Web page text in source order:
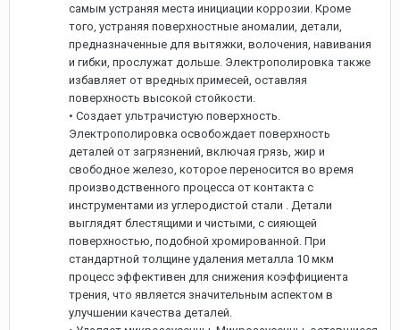
самым устраняя места инициации коррозии. Кроме
того, устраняя поверхностные аномалии, детали,
предназначенные для вытяжки, волочения, навивания
и гибки, прослужат дольше. Электрополировка также
избавляет от вредных примесей, оставляя
поверхность высокой стойкости.
• Создает ультрачистую поверхность.
Электрополировка освобождает поверхность
деталей от загрязнений, включая грязь, жир и
свободное железо, которое переносится во время
производственного процесса от контакта с
инструментами из углеродистой стали . Детали
выглядят блестящими и чистыми, с сияющей
поверхностью, подобной хромированной. При
стандартной толщине удаления металла 10 мкм
процесс эффективен для снижения коэффициента
трения, что является значительным аспектом в
улучшении качества деталей.